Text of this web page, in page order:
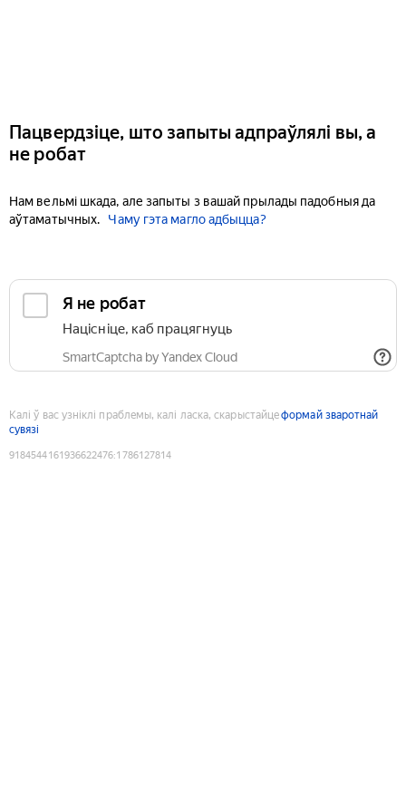
Пацвердзіце, што запыты адпраўлялі вы, а
не робат
Нам вельмі шкада, але запыты з вашай прылады падобныя да
аўтаматычных.
Чаму гэта магло адбыцца?
Я не робат
Націсніце, каб працягнуць
SmartCaptcha by Yandex Cloud
Калі ў вас узніклі праблемы, калі ласка, скарыстайцеформай зваротнай
сувязі
9184544161936622476:1786127814